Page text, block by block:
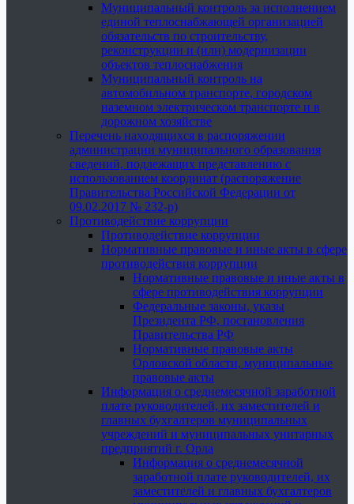
Муниципальный контроль за исполнением
единой теплоснабжающей организацией
обязательств по строительству,
реконструкции и (или) модернизации
объектов теплоснабжения
Муниципальный контроль на
автомобильном транспорте, городском
наземном электрическом транспорте и в
дорожном хозяйстве
Перечень находящихся в распоряжении
администрации муниципального образования
сведений, подлежащих представлению с
использованием координат (распоряжение
Правительства Российской Федерации от
09.02.2017 № 232-р)
Противодействие коррупции
Противодействие коррупции
Нормативные правовые и иные акты в сфере
противодействия коррупции
Нормативные правовые и иные акты в
сфере противодействия коррупции
Федеральные законы, указы
Президента РФ, постановления
Правительства РФ
Нормативные правовые акты
Орловской области, муниципальные
правовые акты
Информация о среднемесячной заработной
плате руководителей, их заместителей и
главных бухгалтеров муниципальных
учреждений и муниципальных унитарных
предприятий г. Орла
Информация о среднемесячной
заработной плате руководителей, их
заместителей и главных бухгалтеров